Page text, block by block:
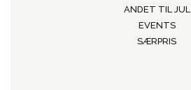
ANDET TIL JUL
EVENTS
SÆRPRIS